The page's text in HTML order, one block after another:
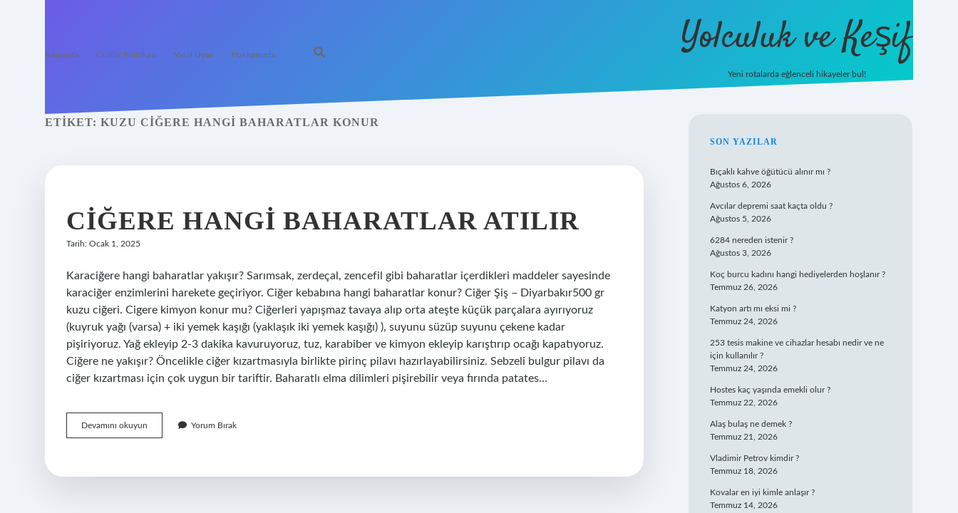
Anasayfa Gizlilik Politikası Yasal Uyarı Hakkımızda Yolculuk ve Keşif
Yeni rotalarda eğlenceli hikayeler bul!
ETIKET: KUZU CIĞERE HANGI BAHARATLAR KONUR
CIĞERE HANGI BAHARATLAR ATILIR
Tarih: Ocak 1, 2025
Karaciğere hangi baharatlar yakışır? Sarımsak, zerdeçal, zencefil gibi baharatlar içerdikleri maddeler sayesinde
karaciğer enzimlerini harekete geçiriyor. Ciğer kebabına hangi baharatlar konur? Ciğer Şiş – Diyarbakır500 gr
kuzu ciğeri. Cigere kimyon konur mu? Ciğerleri yapışmaz tavaya alıp orta ateşte küçük parçalara ayırıyoruz
(kuyruk yağı (varsa) + iki yemek kaşığı (yaklaşık iki yemek kaşığı) ), suyunu süzüp suyunu çekene kadar
pişiriyoruz. Yağ ekleyip 2-3 dakika kavuruyoruz, tuz, karabiber ve kimyon ekleyip karıştırıp ocağı kapatıyoruz.
Ciğere ne yakışır? Öncelikle ciğer kızartmasıyla birlikte pirinç pilavı hazırlayabilirsiniz. Sebzeli bulgur pilavı da
ciğer kızartması için çok uygun bir tariftir. Baharatlı elma dilimleri pişirebilir veya fırında patates…
Devamını okuyun
Hangi
Yorum Bırak
SIDEBAR
SON YAZILAR
Bıçaklı kahve öğütücü alınır mı ?
Ağustos 6, 2026
Avcılar depremi saat kaçta oldu ?
Ağustos 5, 2026
6284 nereden istenir ?
Ağustos 3, 2026
Koç burcu kadını hangi hediyelerden hoşlanır ?
Temmuz 26, 2026
Katyon artı mı eksi mi ?
Temmuz 24, 2026
253 tesis makine ve cihazlar hesabı nedir ve ne
için kullanılır ?
Temmuz 24, 2026
Hostes kaç yaşında emekli olur ?
Temmuz 22, 2026
Alaş bulaş ne demek ?
Temmuz 21, 2026
Vladimir Petrov kimdir ?
Temmuz 18, 2026
Kovalar en iyi kimle anlaşır ?
Temmuz 14, 2026